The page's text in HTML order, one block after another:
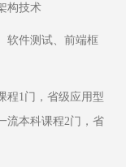
构技术
软件测试、前端框
程1门，省级应用型
流本科课程2门，省